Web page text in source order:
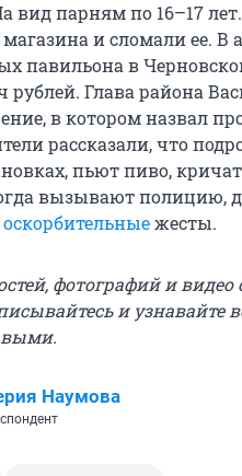
вид парням по 16–17
и сломали ее. В
павильона в
рублей. Глава района
в котором назвал
рассказали, что
пьют пиво,
вызывают полицию,
оскорбительныежесты.
фотографий и
и узнавайте
Наумова